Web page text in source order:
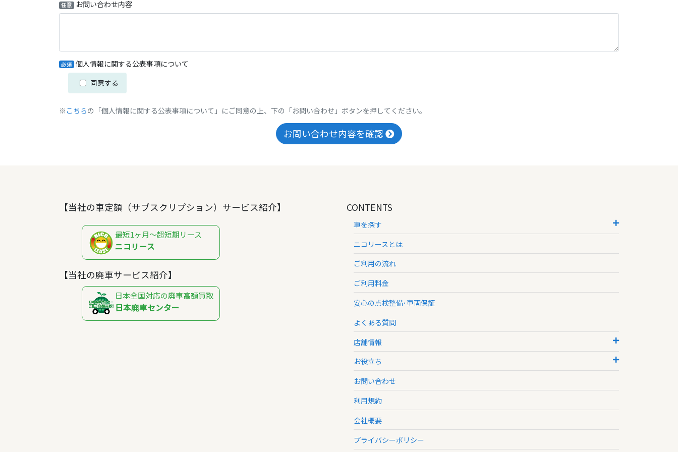
任意 お問い合わせ内容
必須 個人情報に関する公表事項について
同意する
※ こちらの「個人情報に関する公表事項について」にご同意の上、下の「お問い合わせ」ボタンを押してください。
お問い合わせ内容を確認
【当社の車定額（サブスクリプション）サービス紹介】
最短1ヶ月～超短期リース
ニコリース
【当社の廃車サービス紹介】
日本全国対応の廃車高額買取
日本廃車センター
CONTENTS
車を探す
ニコリースとは
ご利用の流れ
ご利用料金
安心の点検整備･車両保証
よくある質問
店舗情報
お役立ち
お問い合わせ
利用規約
会社概要
プライバシーポリシー